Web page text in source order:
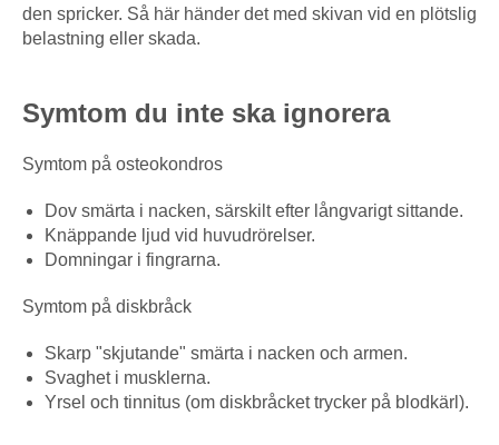
den spricker. Så här händer det med skivan vid en plötslig
belastning eller skada.
Symtom du inte ska ignorera
Symtom på osteokondros
Dov smärta i nacken, särskilt efter långvarigt sittande.
Knäppande ljud vid huvudrörelser.
Domningar i fingrarna.
Symtom på diskbråck
Skarp "skjutande" smärta i nacken och armen.
Svaghet i musklerna.
Yrsel och tinnitus (om diskbråcket trycker på blodkärl).